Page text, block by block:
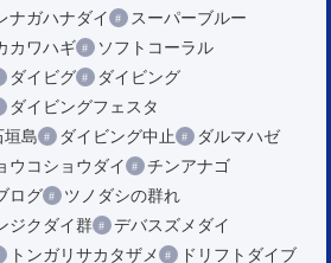
ナガハナダイ
スーパーブルー
カワハギ
ソフトコーラル
ダイビグ
ダイビング
ダイビングフェスタ
垣島
ダイビング中止
ダルマハゼ
ウコショウダイ
チンアナゴ
ログ
ツノダシの群れ
ジクダイ群
デバスズメダイ
トンガリサカタザメ
ドリフトダイブ